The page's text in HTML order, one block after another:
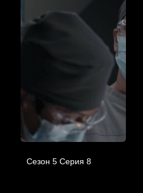
Сезон 5 Серия 8